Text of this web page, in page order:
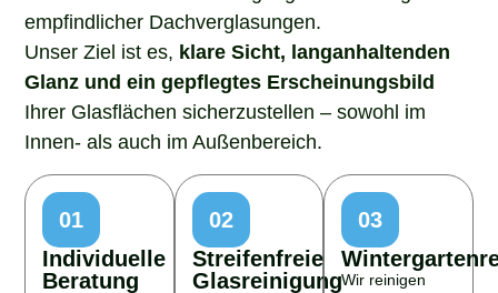
empfindlicher Dachverglasungen.
Unser Ziel ist es, klare Sicht, langanhaltenden
Glanz und ein gepflegtes Erscheinungsbild
Ihrer Glasflächen sicherzustellen – sowohl im
Innen- als auch im Außenbereich.
01
Individuelle
Beratung
02
Streifenfreie
Glasreinigung
03
Wir reinigen